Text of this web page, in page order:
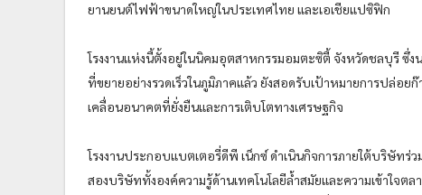
ยานยนต์ไฟฟ้าขนาดใหญ่ในประเทศไทย และเอเชียแปซิฟิก
โรงงานแห่งนี้ตั้งอยู่ในนิคมอุตสาหกรรมอมตะซิตี้ จังหวัดชลบุรี
ที่ขยายอย่างรวดเร็วในภูมิภาคแล้ว ยังสอดรับเป้าหมายการปล่อ
เคลื่อนอนาคตที่ยั่งยืนและการเติบโตทางเศรษฐกิจ
โรงงานประกอบแบตเตอรี่ดีพี เน็กซ์ ดำเนินกิจการภายใต้บริษัทร่
สองบริษัททั้งองค์ความรู้ด้านเทคโนโลยีล้ำสมัยและความเข้าใจ